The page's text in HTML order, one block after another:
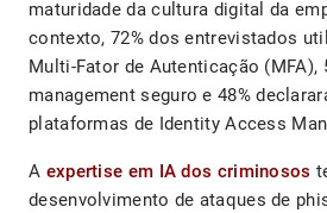
maturidade da cultura digital da
contexto, 72% dos entrevistados
Multi-Fator de Autenticação (MFA),
management seguro e 48%
plataformas de Identity Access
A expertise em IA dos criminosos
desenvolvimento de ataques de